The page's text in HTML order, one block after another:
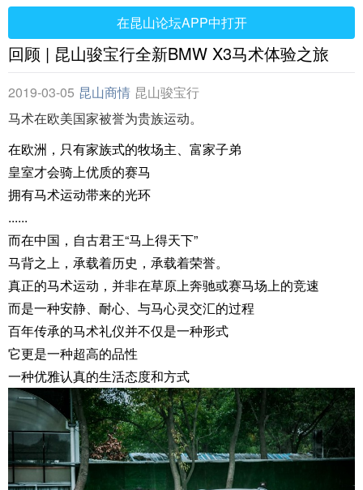
在昆山论坛APP中打开
回顾 | 昆山骏宝行全新BMW X3马术体验之旅
2019-03-05 昆山商情 昆山骏宝行
马术在欧美国家被誉为贵族运动。
在欧洲，只有家族式的牧场主、富家子弟
皇室才会骑上优质的赛马
拥有马术运动带来的光环
......
而在中国，自古君王“马上得天下”
马背之上，承载着历史，承载着荣誉。
真正的马术运动，并非在草原上奔驰或赛马场上的竞速
而是一种安静、耐心、与马心灵交汇的过程
百年传承的马术礼仪并不仅是一种形式
它更是一种超高的品性
一种优雅认真的生活态度和方式